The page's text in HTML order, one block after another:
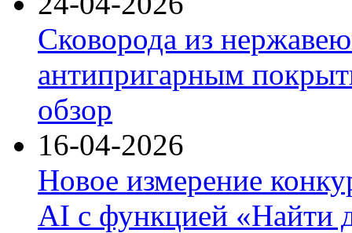
Сковорода из
антипригарным
обзор
16-04-2026
Новое измерение
AI с функцией «Найти